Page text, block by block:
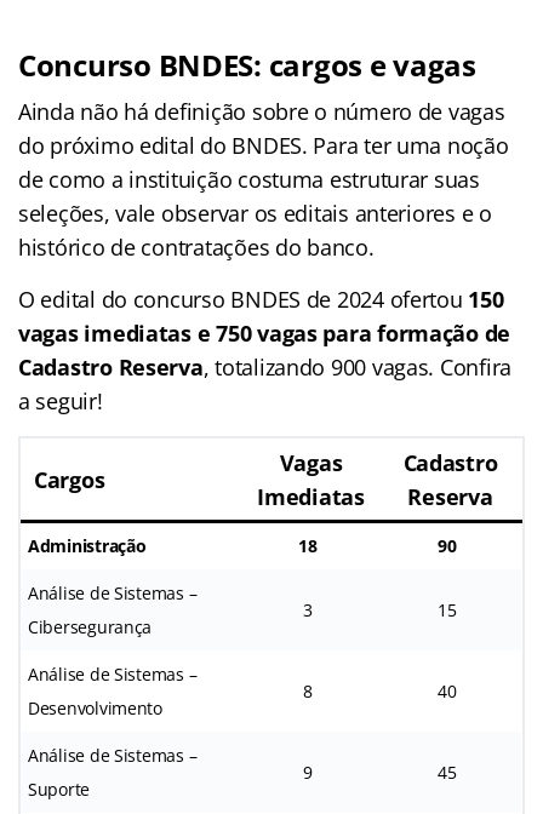
Concurso BNDES: cargos e vagas
Ainda não há definição sobre o número de vagas
do próximo edital do BNDES. Para ter uma noção
de como a instituição costuma estruturar suas
seleções, vale observar os editais anteriores e o
histórico de contratações do banco.
O edital do concurso BNDES de 2024 ofertou 150
vagas imediatas e 750 vagas para formação de
Cadastro Reserva, totalizando 900 vagas. Confira
a seguir!
Cargos
Vagas
Imediatas
Cadastro
Reserva
Administração 18 90
Análise de Sistemas –
Cibersegurança
3 15
Análise de Sistemas –
Desenvolvimento
8 40
Análise de Sistemas –
Suporte
9 45